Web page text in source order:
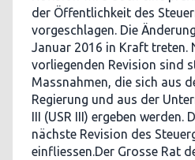
der Öffentlichkeit des
vorgeschlagen. Die
Januar 2016 in Kraft treten.
vorliegenden Revision sind
Massnahmen, die sich aus
Regierung und aus der
III (USR III) ergeben werden.
nächste Revision des
einfliessen.Der Grosse Rat